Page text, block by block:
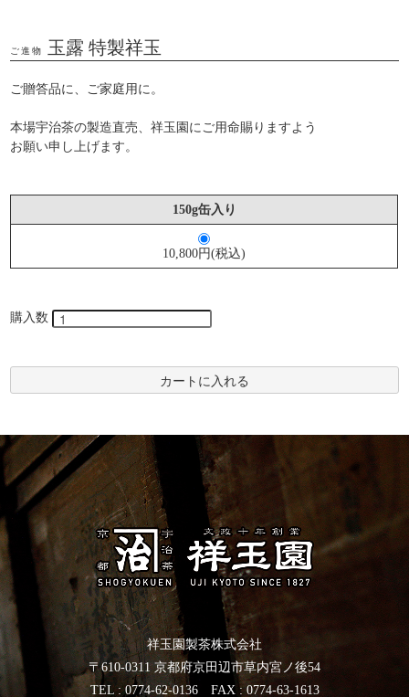
ご進物 玉露 特製祥玉
ご贈答品に、ご家庭用に。
本場宇治茶の製造直売、祥玉園にご用命賜りますよう
お願い申し上げます。
150g缶入り
10,800円(税込)
購入数
カートに入れる
祥玉園製茶株式会社
〒610-0311 京都府京田辺市草内宮ノ後54
TEL :0774-62-0136FAX : 0774-63-1613